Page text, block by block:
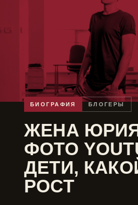
БИОГРАФИЯ БЛОГЕРЫ
ЖЕНА
ФОТО
ДЕТИ,
РОСТ